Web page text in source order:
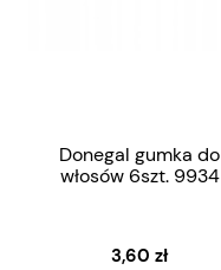
Donegal gumka do
włosów 6szt. 9934
3,60 zł